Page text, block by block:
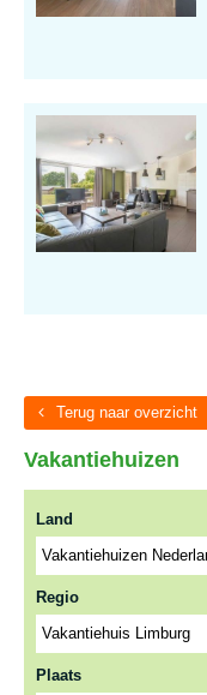
Terug naar overzicht
Vakantiehuizen
Land
Regio
Plaats